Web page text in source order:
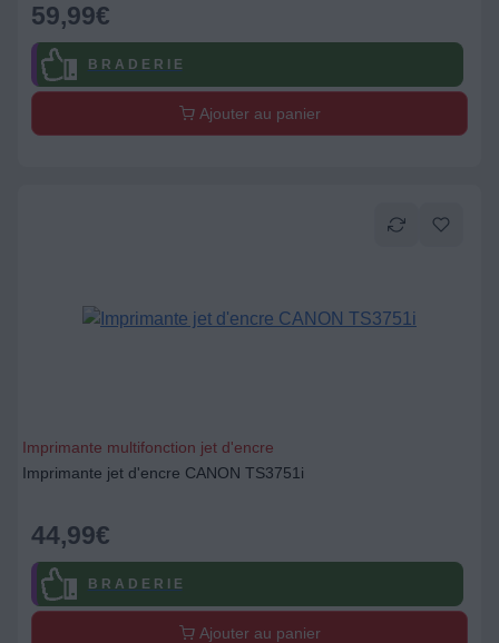
59,99€
B R A D E R I E
Ajouter au panier
Imprimante multifonction jet d'encre
Imprimante jet d'encre CANON TS3751i
44,99€
B R A D E R I E
Ajouter au panier